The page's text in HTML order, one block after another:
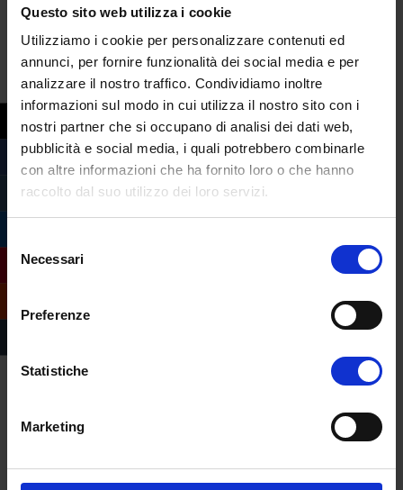
Questo sito web utilizza i cookie
Utilizziamo i cookie per personalizzare contenuti ed
annunci, per fornire funzionalità dei social media e per
analizzare il nostro traffico. Condividiamo inoltre
informazioni sul modo in cui utilizza il nostro sito con i
nostri partner che si occupano di analisi dei dati web,
pubblicità e social media, i quali potrebbero combinarle
con altre informazioni che ha fornito loro o che hanno
raccolto dal suo utilizzo dei loro servizi.
delNecessari
Preferenze
Statistiche
Marketing
Compila il form e
richiedi informazioni
sull’offerta formativa